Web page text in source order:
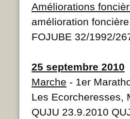
Améliorations
amélioration
FOJUBE 32/1992/
25 septembre 2010
Marche - 1er
Les Ecorcheresses,
QUJU 23.9.2010